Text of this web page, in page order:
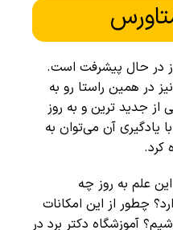
در حال پیشرفت است.
در همین راستا رو به
از جدید ترین و به روز
آن می‌توان به
کرد.
علم به روز چه
چطور از این امکانات
آموزشگاه دکتر برد در